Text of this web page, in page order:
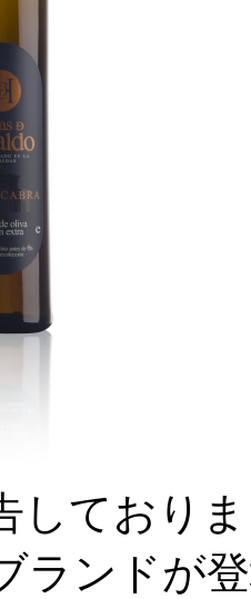
しており
ランドが